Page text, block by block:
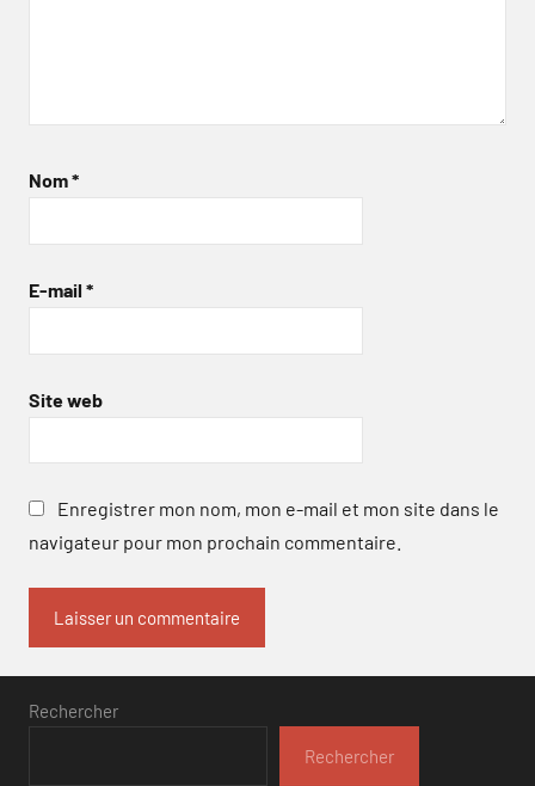
Nom*
E-mail *
Site web
Enregistrer mon nom, mon e-mail et mon site dans le
navigateur pour mon prochain commentaire.
Rechercher
Rechercher